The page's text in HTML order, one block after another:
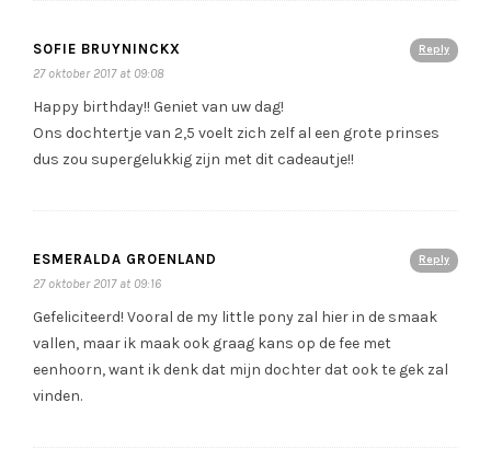
Reply
SOFIE BRUYNINCKX
27 oktober 2017 at 09:08
Happy birthday!! Geniet van uw dag!
Ons dochtertje van 2,5 voelt zich zelf al een grote prinses
dus zou supergelukkig zijn met dit cadeautje!!
Reply
ESMERALDA GROENLAND
27 oktober 2017 at 09:16
Gefeliciteerd! Vooral de my little pony zal hier in de smaak
vallen, maar ik maak ook graag kans op de fee met
eenhoorn, want ik denk dat mijn dochter dat ook te gek zal
vinden.